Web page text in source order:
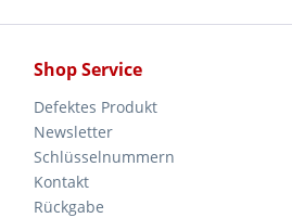
Shop Service
Defektes Produkt
Newsletter
Schlüsselnummern
Kontakt
Rückgabe